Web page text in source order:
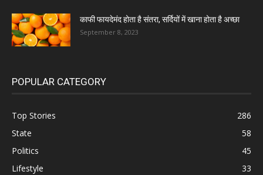
काफी फायदेमंद होता है संतरा, सर्दियों में खाना होता है अच्छा
September 8, 2023
POPULAR CATEGORY
Top Stories
286
State
58
Politics
45
Lifestyle
33